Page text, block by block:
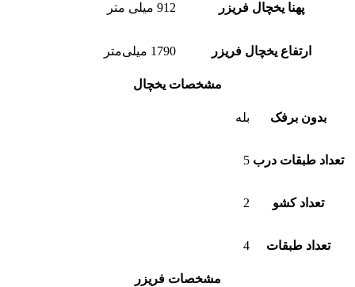
پهنا یخچال فریزر 912 میلی متر
ارتفاع یخچال فریزر 1790 میلی‌متر
مشخصات یخچال
بدون برفک بله
تعداد طبقات درب 5
تعداد کشو 2
تعداد طبقات 4
مشخصات فریزر